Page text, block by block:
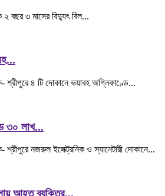
২ বছর ৩ মাসের বিদ্যুৎ বিল...
শ্রীপুরে ৪ টি দোকানে ভয়াবহ অগ্নিকাণ্ডে...
৩০ লাখ...
শ্রীপুরে নজরুল ইলেক্ট্রনিক ও স্যানেটারী দোকানে...
আহত ব্যক্তির...